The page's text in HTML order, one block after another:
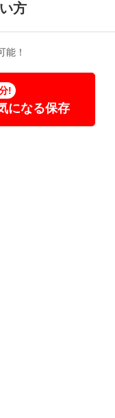
方
能！
!
になる保存